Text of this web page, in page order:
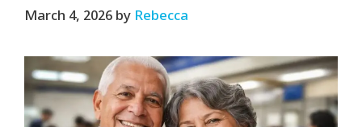
March 4, 2026 by Rebecca